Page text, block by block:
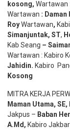
kosong, Wartawan
Wartawan : Daman
RoyWartawan,
Simanjuntak, ST,
Kab Seang –
Wartawan : Kabiro
Jahidin. Kabiro
Kosong
MITRA KERJA
Maman Utama, SE,
Jakpus – Baban
A.Md, Kabiro